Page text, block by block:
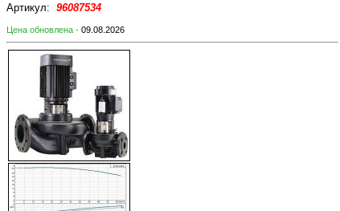
Артикул: 96087534
Цена обновлена - 09.08.2026